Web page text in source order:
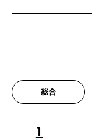
総合
1